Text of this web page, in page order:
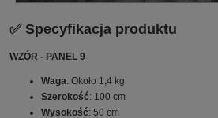
✅ Specyfikacja produktu
WZÓR - PANEL 9
Waga: Około 1,4 kg
Szerokość: 100 cm
Wysokość: 50 cm